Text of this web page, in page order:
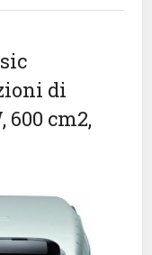
di
600 cm2,